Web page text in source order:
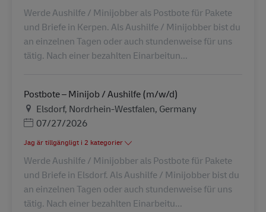
Werde Aushilfe / Minijobber als Postbote für Pakete
und Briefe in Kerpen. Als Aushilfe / Minijobber bist du
an einzelnen Tagen oder auch stundenweise für uns
tätig. Nach einer bezahlten Einarbeitun...
Postbote – Minijob / Aushilfe (m/w/d)
PlatsElsdorf, Nordrhein-Westfalen, Germany
Posted Date
07/27/2026
Jag är tillgängligt i 2 kategorier
Werde Aushilfe / Minijobber als Postbote für Pakete
und Briefe in Elsdorf. Als Aushilfe / Minijobber bist du
an einzelnen Tagen oder auch stundenweise für uns
tätig. Nach einer bezahlten Einarbeitu...